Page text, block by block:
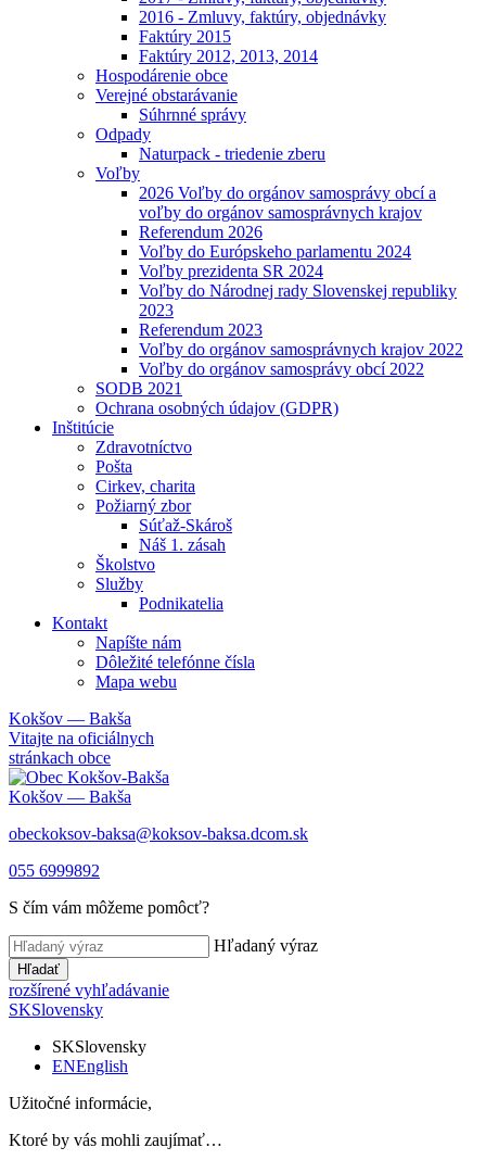
2016 - Zmluvy, faktúry, objednávky
Faktúry 2015
Faktúry 2012, 2013, 2014
Hospodárenie obce
Verejné obstarávanie
Súhrnné správy
Odpady
Naturpack - triedenie zberu
Voľby
2026 Voľby do orgánov samosprávy obcí a
voľby do orgánov samosprávnych krajov
Referendum 2026
Voľby do Európskeho parlamentu 2024
Voľby prezidenta SR 2024
Voľby do Národnej rady Slovenskej republiky
2023
Referendum 2023
Voľby do orgánov samosprávnych krajov 2022
Voľby do orgánov samosprávy obcí 2022
SODB 2021
Ochrana osobných údajov (GDPR)
Inštitúcie
Zdravotníctvo
Pošta
Cirkev, charita
Požiarný zbor
Súťaž-Skároš
Náš 1. zásah
Školstvo
Služby
Podnikatelia
Kontakt
Napíšte nám
Dôležité telefónne čísla
Mapa webu
Kokšov — Bakša
Vitajte na oficiálnych
stránkach obce
Kokšov — Bakša
obeckoksov-baksa@koksov-baksa.dcom.sk
055 6999892
S čím vám môžeme pomôcť?
Hľadaný výraz
Hľadať
rozšírené vyhľadávanie
SKSlovensky
SKSlovensky
ENEnglish
Užitočné informácie,
Ktoré by vás mohli zaujímať…